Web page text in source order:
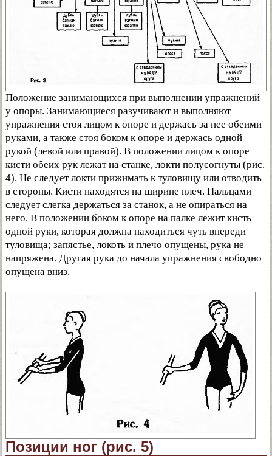
Положение занимающихся при выполнении упражнений
у опоры. Занимающиеся разучивают и выполняют
упражнения стоя лицом к опоре и держась за нее обеими
руками, а также стоя боком к опоре и держась одной
рукой (левой или правой). В положении лицом к опоре
кисти обеих рук лежат на станке, локти полусогнуты (рис.
4). Не следует локти прижимать к туловищу или отводить
в стороны. Кисти находятся на ширине плеч. Пальцами
следует слегка держаться за станок, а не опираться на
него. В положении боком к опоре на палке лежит кисть
одной руки, которая должна находиться чуть впереди
туловища; запястье, локоть и плечо опущены, рука не
напряжена. Другая рука до начала упражнения свободно
опущена вниз.
Позиции ног (рис. 5)